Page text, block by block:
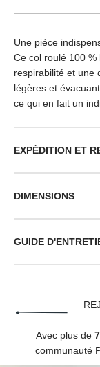
Une pièce
Ce col roulé 100
respirabilité et une
légères et
ce qui en fait un
EXPÉDITION ET
DIMENSIONS
GUIDE
Avec plus de
communauté